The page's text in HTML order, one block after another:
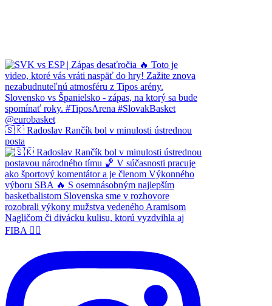
🇸🇰 Radoslav Rančík bol v minulosti ústrednou
posta